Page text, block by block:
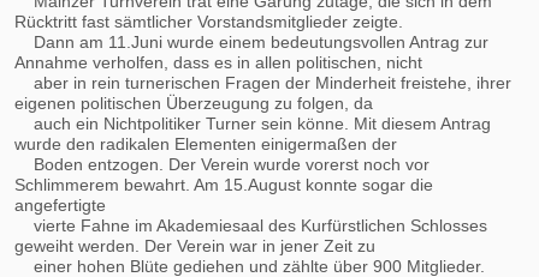
Rücktritt fast sämtlicher Vorstandsmitglieder zeigte.
Dann am 11.Juni wurde einem bedeutungsvollen Antrag zur
Annahme verholfen, dass es in allen politischen, nicht
aber in rein turnerischen Fragen der Minderheit freistehe, ihrer
eigenen politischen Überzeugung zu folgen, da
auch ein Nichtpolitiker Turner sein könne. Mit diesem Antrag
wurde den radikalen Elementen einigermaßen der
Boden entzogen. Der Verein wurde vorerst noch vor
Schlimmerem bewahrt. Am 15.August konnte sogar die
angefertigte
vierte Fahne im Akademiesaal des Kurfürstlichen Schlosses
geweiht werden. Der Verein war in jener Zeit zu
einer hohen Blüte gediehen und zählte über 900 Mitglieder.